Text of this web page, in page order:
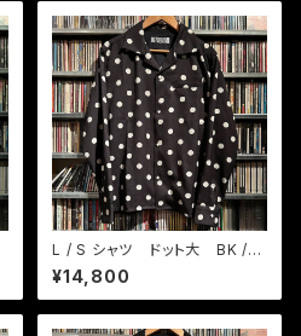
L / S シャツ ドット大 BK /
ホワイト
¥14,800